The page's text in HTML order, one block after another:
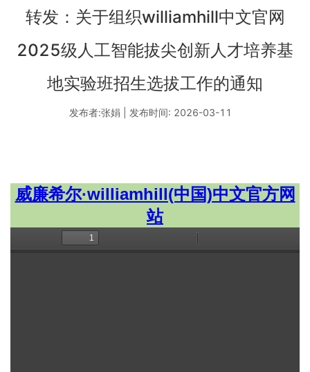
转发：关于组织williamhill中文官网
2025级人工智能拔尖创新人才培养基
地实验班招生选拔工作的通知
发布者:张娟 | 发布时间: 2026-03-11